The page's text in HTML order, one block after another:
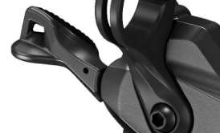
hvězdiček.